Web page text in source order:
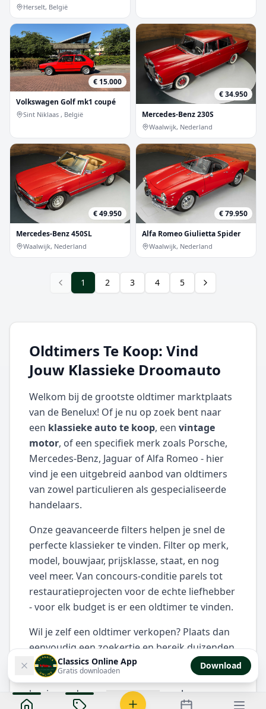
Classics Online App
Gratis downloaden Download
Herselt, België
€ 15.000
Volkswagen Golf mk1 coupé
Sint Niklaas , België
€ 34.950
Mercedes-Benz 230S
Waalwijk, Nederland
€ 49.950
Mercedes-Benz 450SL
Waalwijk, Nederland
€ 79.950
Alfa Romeo Giulietta Spider
Waalwijk, Nederland
1 2 3 4 5
Oldtimers Te Koop: Vind
Jouw Klassieke Droomauto
Welkom bij de grootste oldtimer marktplaats
van de Benelux! Of je nu op zoek bent naar
een klassieke auto te koop, een vintage
motor, of een specifiek merk zoals Porsche,
Mercedes-Benz, Jaguar of Alfa Romeo - hier
vind je een uitgebreid aanbod van oldtimers
van zowel particulieren als gespecialiseerde
handelaars.
Onze geavanceerde filters helpen je snel de
perfecte klassieker te vinden. Filter op merk,
model, bouwjaar, prijsklasse, staat, en nog
veel meer. Van concours-conditie parels tot
restauratieprojecten voor de echte liefhebber
- voor elk budget is er een oldtimer te vinden.
Wil je zelf een oldtimer verkopen? Plaats dan
eenvoudig een zoekertje en bereik duizenden
gepassioneerde oldtimer liefhebbers in België
en Nederland. Maak een account aan en
begin vandaag nog met verkopen!